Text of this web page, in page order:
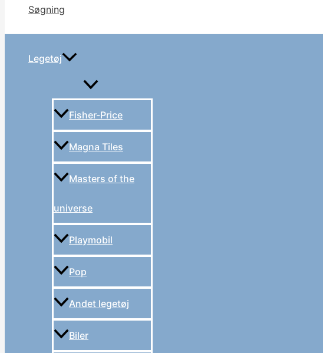
Søgning
Legetøj
Fisher-Price
Magna Tiles
Masters of the
universe
Playmobil
Pop
Andet legetøj
Biler